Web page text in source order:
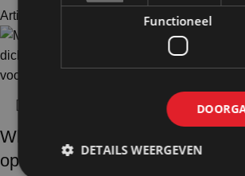
Artikelnummer: 18200 453,00 Excl. BTW
Whiteboardwand
op voeten-2
Functioneel
DETAILS WEERGEVEN